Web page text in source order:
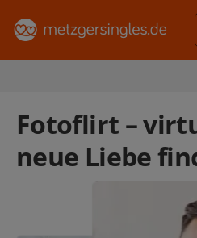
Fotoflirt –
neue Liebe